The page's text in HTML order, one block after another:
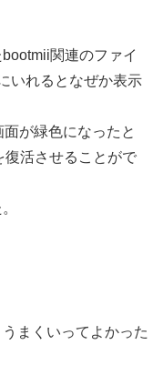
関連のファイ
いれるとなぜか表示
が緑色になったと
復活させることがで
まくいってよかった